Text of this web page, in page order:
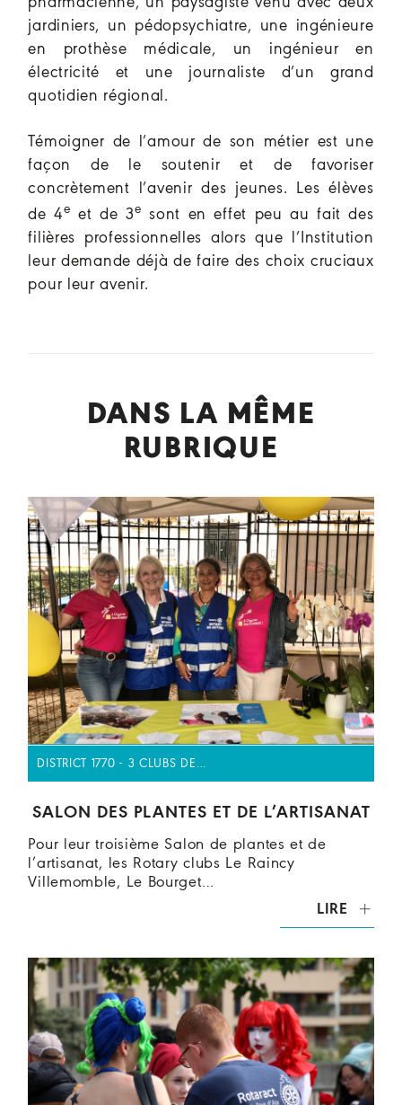
jardiniers, un pédopsychiatre, une ingénieure
en prothèse médicale, un ingénieur en
électricité et une journaliste d’un grand
quotidien régional.
Témoigner de l’amour de son métier est une
façon de le soutenir et de favoriser
concrètement l’avenir des jeunes. Les élèves
de 4e et de 3e sont en effet peu au fait des
filières professionnelles alors que l’Institution
leur demande déjà de faire des choix cruciaux
pour leur avenir.
DANS LA MÊME
RUBRIQUE
DISTRICT 1770 - 3 CLUBS DE…
SALON DES PLANTES ET DE L’ARTISANAT
Pour leur troisième Salon de plantes et de
l’artisanat, les Rotary clubs Le Raincy
Villemomble, Le Bourget…
LIRE